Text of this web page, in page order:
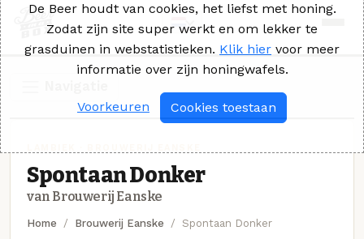
Spontaan Donker
van Brouwerij Eanske
Home Brouwerij Eanske Spontaan Donker
De Beer houdt van cookies, het liefst met honing.
Zodat zijn site super werkt en om lekker te
grasduinen in webstatistieken. Klik hier voor meer
informatie over zijn honingwafels.
Voorkeuren Cookies toestaan